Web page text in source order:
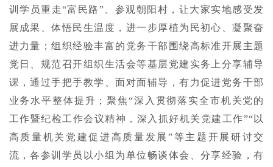
训学员重走“富民路”、参观朝阳村，让大家实地感受发
展成果、体悟民生温度，进一步厚植为民初心、凝聚奋
进力量；组织经验丰富的党务干部围绕高标准开展主题
党日、规范召开组织生活会等基层党建实务上分享辅导
课，通过手把手教学、面对面辅导，有力促进党务干部
业务水平整体提升；聚焦“深入贯彻落实全市机关党的
工作暨纪检工作会议精神，深入抓好机关党建工作”“以
高质量机关党建促进高质量发展”等主题开展研讨交
流，各参训学员以小组为单位畅谈体会、分享经验，有